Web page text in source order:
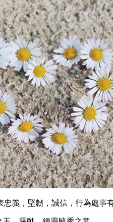
義，堅韌，誠信，行為處事